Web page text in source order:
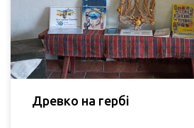
Древко на гербі